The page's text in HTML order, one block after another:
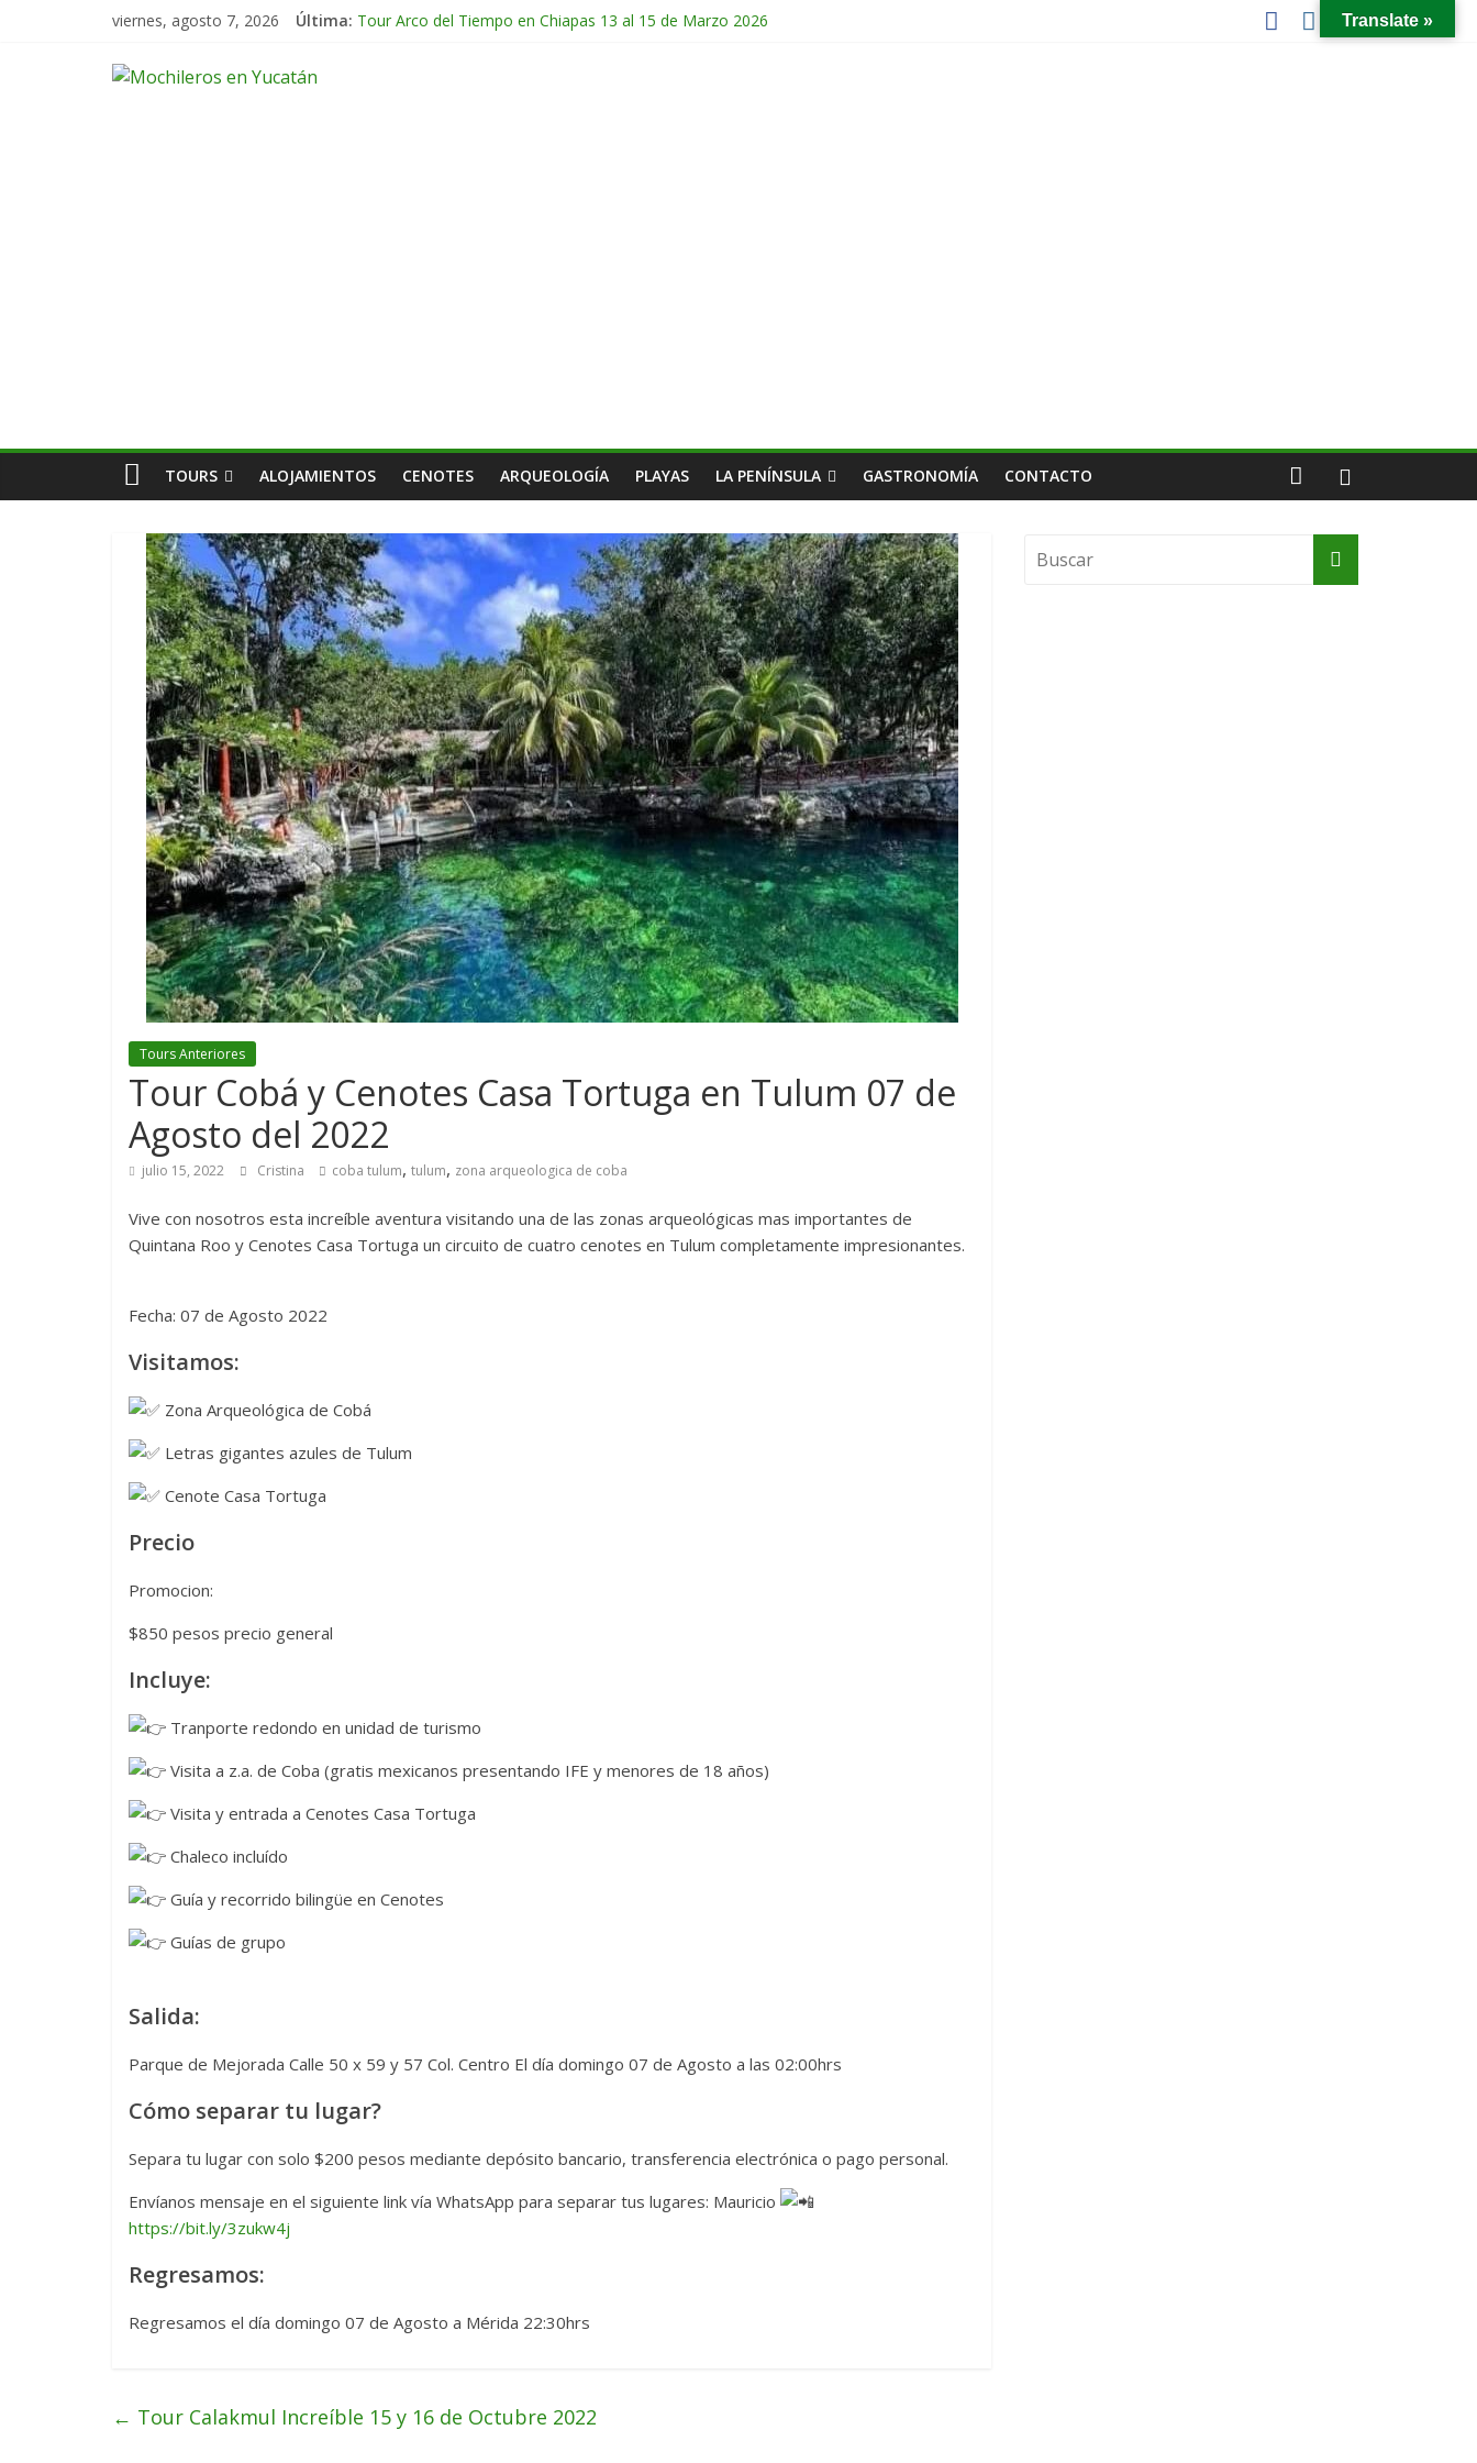
viernes, agosto 7, 2026 Última: Tour Arco del Tiempo en Chiapas 13 al 15 de Marzo 2026
TOURS ALOJAMIENTOS CENOTES ARQUEOLOGÍA PLAYAS LA PENÍNSULA GASTRONOMÍA CONTACTO
Tours Anteriores
Tour Cobá y Cenotes Casa Tortuga en Tulum 07 de
Agosto del 2022
julio 15, 2022 Cristina coba tulum, tulum, zona arqueologica de coba
Vive con nosotros esta increíble aventura visitando una de las zonas arqueológicas mas importantes de
Quintana Roo y Cenotes Casa Tortuga un circuito de cuatro cenotes en Tulum completamente impresionantes.
Fecha: 07 de Agosto 2022
Visitamos:
Zona Arqueológica de Cobá
Letras gigantes azules de Tulum
Cenote Casa Tortuga
Precio
Promocion:
$850 pesos precio general
Incluye:
Tranporte redondo en unidad de turismo
Visita a z.a. de Coba (gratis mexicanos presentando IFE y menores de 18 años)
Visita y entrada a Cenotes Casa Tortuga
Chaleco incluído
Guía y recorrido bilingüe en Cenotes
Guías de grupo
Salida:
Parque de Mejorada Calle 50 x 59 y 57 Col. Centro El día domingo 07 de Agosto a las 02:00hrs
Cómo separar tu lugar?
Separa tu lugar con solo $200 pesos mediante depósito bancario, transferencia electrónica o pago personal.
Envíanos mensaje en el siguiente link vía WhatsApp para separar tus lugares: Mauricio
https://bit.ly/3zukw4j
Regresamos:
Regresamos el día domingo 07 de Agosto a Mérida 22:30hrs
← Tour Calakmul Increíble 15 y 16 de Octubre 2022
Translate »